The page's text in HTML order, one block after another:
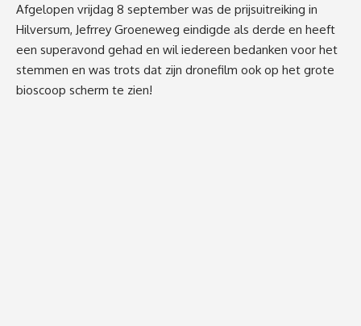
Afgelopen vrijdag 8 september was de prijsuitreiking in
Hilversum, Jefrrey Groeneweg eindigde als derde en heeft
een superavond gehad en wil iedereen bedanken voor het
stemmen en was trots dat zijn dronefilm ook op het grote
bioscoop scherm te zien!